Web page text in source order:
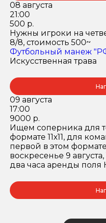
08 августа
21:00
500 р.
Нужны игроки на
8/8, стоимость 500~
Футбольный манеж
Искусственная трава
09 августа
17:00
9000 р.
Ищем соперника для
формате 11х11, для
первой в этом
воскресенье 9
два часа аренды поля